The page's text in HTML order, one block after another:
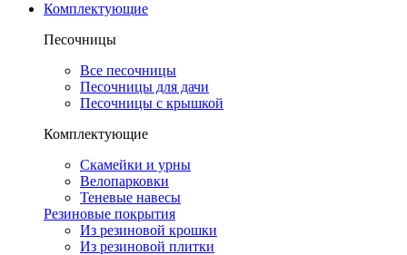
Комплектующие
Песочницы
Все песочницы
Песочницы для дачи
Песочницы с крышкой
Комплектующие
Скамейки и урны
Велопарковки
Теневые навесы
Резиновые покрытия
Из резиновой крошки
Из резиновой плитки